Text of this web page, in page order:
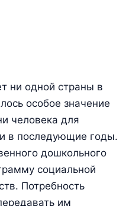
ни одной страны в
особое значение
человека для
в последующие годы.
дошкольного
социальной
Потребность
им